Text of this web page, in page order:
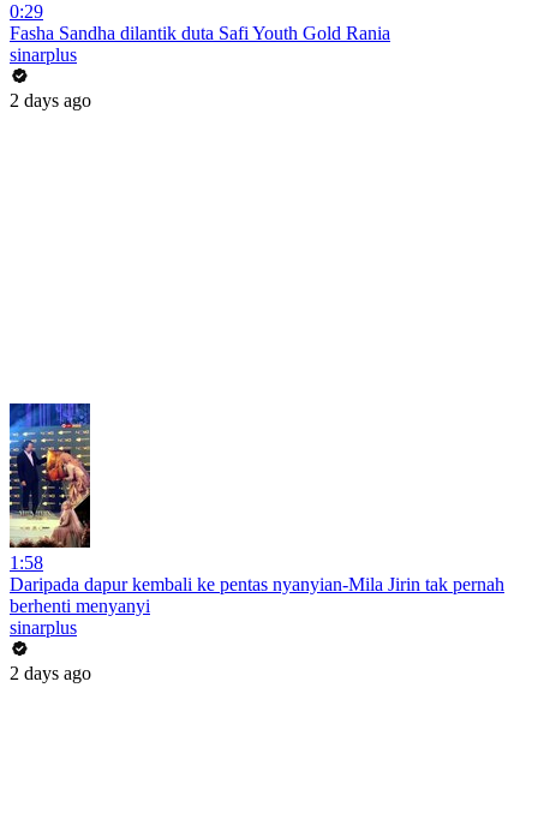
0:29
Fasha Sandha dilantik duta Safi Youth Gold Rania
sinarplus
2 days ago
1:58
Daripada dapur kembali ke pentas nyanyian-Mila Jirin tak pernah
berhenti menyanyi
sinarplus
2 days ago